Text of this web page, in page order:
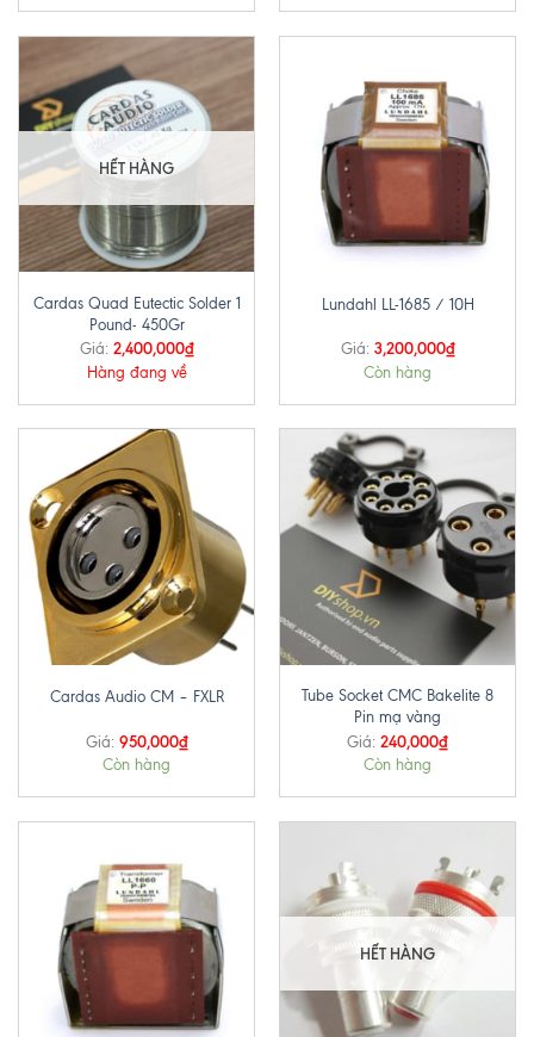
HẾT HÀNG
Cardas Quad Eutectic Solder 1
Pound- 450Gr
Giá: 2,400,000₫
Hàng đang về
Lundahl LL-1685 / 10H
Giá: 3,200,000₫
Còn hàng
Cardas Audio CM – FXLR
Giá: 950,000₫
Còn hàng
Tube Socket CMC Bakelite 8
Pin mạ vàng
Giá: 240,000₫
Còn hàng
HẾT HÀNG